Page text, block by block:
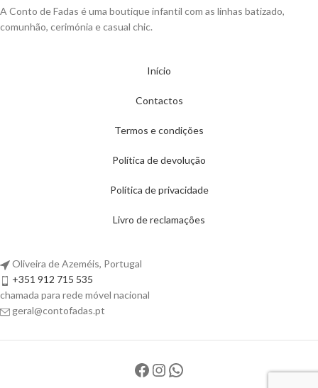
A Conto de Fadas é uma boutique infantil com as linhas batizado,
comunhão, cerimónia e casual chic.
Início
Contactos
Termos e condições
Política de devolução
Política de privacidade
Livro de reclamações
Oliveira de Azeméis, Portugal
+351 912 715 535
chamada para rede móvel nacional
geral@contofadas.pt